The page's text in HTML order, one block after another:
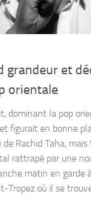
grandeur et
orientale
la pop
figurait en bonne
Rachid Taha, mais
rattrapé par une
matin en garde
Tropez où il se